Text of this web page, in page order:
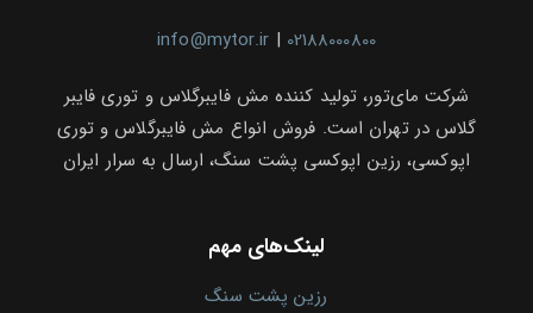
info@mytor.ir | 02188000800
شرکت مای‌تور، تولید کننده مش فایبرگلاس و توری فایبر
گلاس در تهران است. فروش انواع مش فایبرگلاس و توری
اپوکسی، رزین اپوکسی پشت سنگ، ارسال به سرار ایران
لینک‌های مهم
رزین پشت سنگ